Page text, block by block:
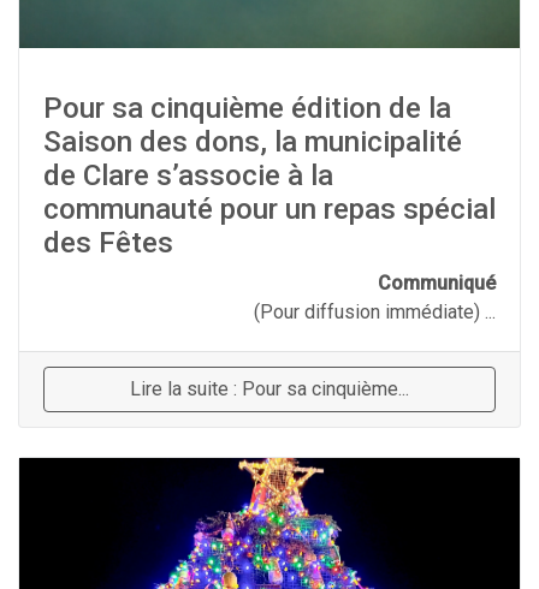
Pour sa cinquième édition de la
Saison des dons, la municipalité
de Clare s’associe à la
communauté pour un repas spécial
des Fêtes
Communiqué
(Pour diffusion immédiate) ...
Lire la suite : Pour sa cinquième...